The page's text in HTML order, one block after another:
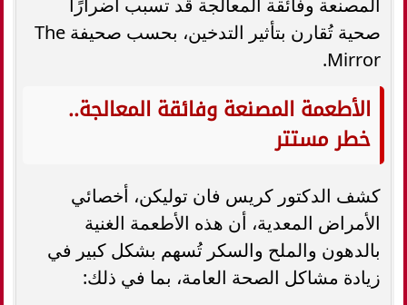
صحية تُقارن بتأثير التدخين، بحسب صحيفة The
Mirror.
الأطعمة المصنعة وفائقة المعالجة..
خطر مستتر
كشف الدكتور كريس فان توليكن، أخصائي
الأمراض المعدية، أن هذه الأطعمة الغنية
بالدهون والملح والسكر تُسهم بشكل كبير في
زيادة مشاكل الصحة العامة، بما في ذلك: